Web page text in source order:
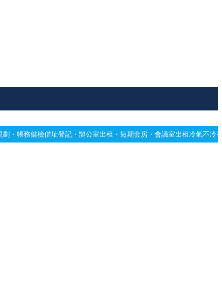
記・辦公室出租・短期套房・會議室出租冷氣不冷有霉味？專業深洗・